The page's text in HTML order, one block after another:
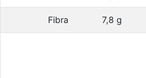
Fibra 7,8 g